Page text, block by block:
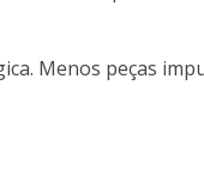
Menos peças